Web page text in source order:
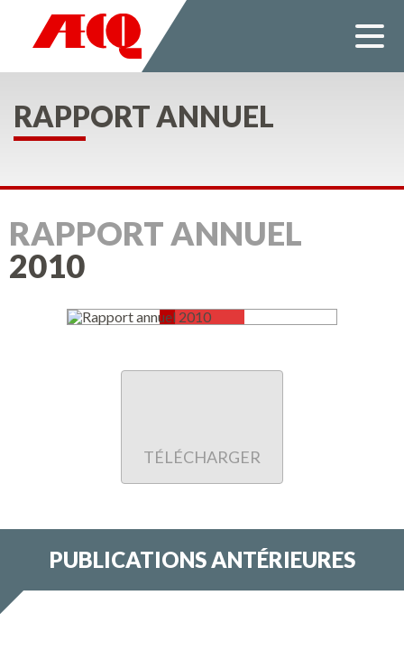
Employeur
Services
Liens utiles
Documentation
Actualités
Mon dossier
RAPPORT ANNUEL
RAPPORT ANNUEL
2010
TÉLÉCHARGER
PUBLICATIONS ANTÉRIEURES